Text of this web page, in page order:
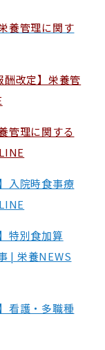
養管理に関す
酬改定】栄養管
管理に関する
入院時食事療
特別食加算
| 栄養NEWS
看護・多職種